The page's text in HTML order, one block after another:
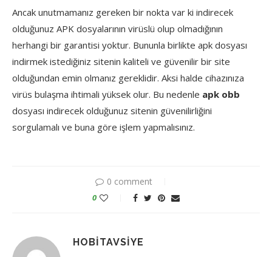
Ancak unutmamanız gereken bir nokta var ki indirecek
olduğunuz APK dosyalarının virüslü olup olmadığının
herhangi bir garantisi yoktur. Bununla birlikte apk dosyası
indirmek istediğiniz sitenin kaliteli ve güvenilir bir site
olduğundan emin olmanız gereklidir. Aksi halde cihazınıza
virüs bulaşma ihtimali yüksek olur. Bu nedenle apk obb
dosyası indirecek olduğunuz sitenin güvenilirliğini
sorgulamalı ve buna göre işlem yapmalısınız.
0 comment
0
HOBITAVSIYE